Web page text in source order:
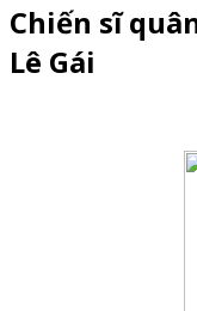
Chiến sĩ
Lê Gái